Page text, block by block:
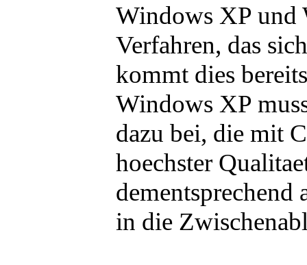
Windows XP und
Verfahren, das
kommt dies
Windows XP
dazu bei, die mit
hoechster
in die